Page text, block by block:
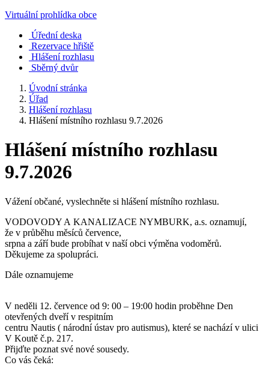
Virtuální prohlídka obce
Úřední deska
Rezervace hřiště
Hlášení rozhlasu
Sběrný dvůr
Úvodní stránka
Úřad
Hlášení rozhlasu
Hlášení místního rozhlasu 9.7.2026
Hlášení místního rozhlasu
9.7.2026
Vážení občané, vyslechněte si hlášení místního rozhlasu.
VODOVODY A KANALIZACE NYMBURK, a.s. oznamují,
že v průběhu měsíců července,
srpna a září bude probíhat v naší obci výměna vodoměrů.
Děkujeme za spolupráci.
Dále oznamujeme
V neděli 12. července od 9: 00 – 19:00 hodin proběhne Den
otevřených dveří v respitním
centru Nautis ( národní ústav pro autismus), které se nachází v ulici
V Koutě č.p. 217.
Přijďte poznat své nové sousedy.
Co vás čeká: